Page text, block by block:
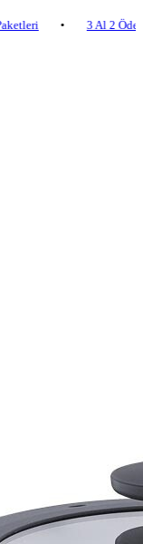
• 3 Al 2 Öde •